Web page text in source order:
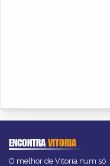
ENCONTRAVITORIA
O melhor de Vitoria num só